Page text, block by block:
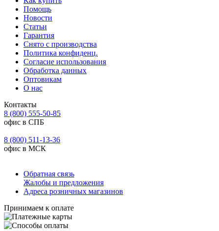
Помощь
Новости
Статьи
Гарантия
Снято с производства
Политика конфиденц.
Согласие использования
Обработка данных
Оптовикам
О нас
Контакты
8 (800) 555-50-85
офис в СПБ
8 (800) 511-13-36
офис в МСК
Обратная связь
Жалобы и предложения
Адреса розничных магазинов
Принимаем к оплате